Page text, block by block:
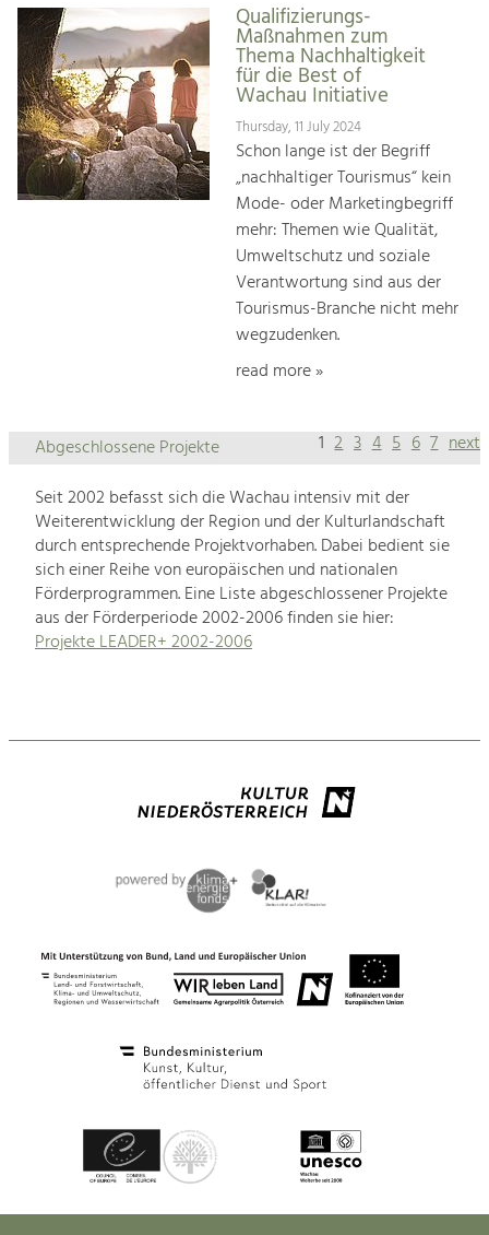
Qualifizierungs-
Maßnahmen zum
Thema Nachhaltigkeit
für die Best of
Wachau Initiative
Thursday, 11 July 2024
Schon lange ist der Begriff
„nachhaltiger Tourismus“ kein
Mode- oder Marketingbegriff
mehr: Themen wie Qualität,
Umweltschutz und soziale
Verantwortung sind aus der
Tourismus-Branche nicht mehr
wegzudenken.
read more »
1 2 3 4 5 6 7 next
Abgeschlossene Projekte
Seit 2002 befasst sich die Wachau intensiv mit der
Weiterentwicklung der Region und der Kulturlandschaft
durch entsprechende Projektvorhaben. Dabei bedient sie
sich einer Reihe von europäischen und nationalen
Förderprogrammen. Eine Liste abgeschlossener Projekte
aus der Förderperiode 2002-2006 finden sie hier:
Projekte LEADER+ 2002-2006